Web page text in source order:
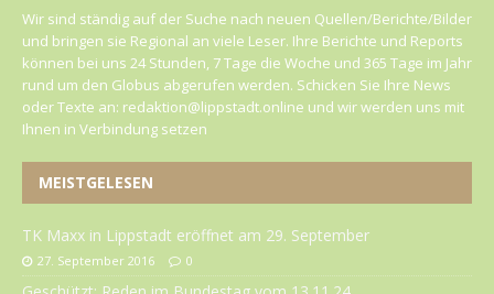
Wir sind ständig auf der Suche nach neuen Quellen/Berichte/Bilder
und bringen sie Regional an viele Leser. Ihre Berichte und Reports
können bei uns 24 Stunden, 7 Tage die Woche und 365 Tage im Jahr
rund um den Globus abgerufen werden. Schicken Sie Ihre News
oder Texte an: redaktion@lippstadt.online und wir werden uns mit
Ihnen in Verbindung setzen
MEISTGELESEN
TK Maxx in Lippstadt eröffnet am 29. September
27. September 2016 0